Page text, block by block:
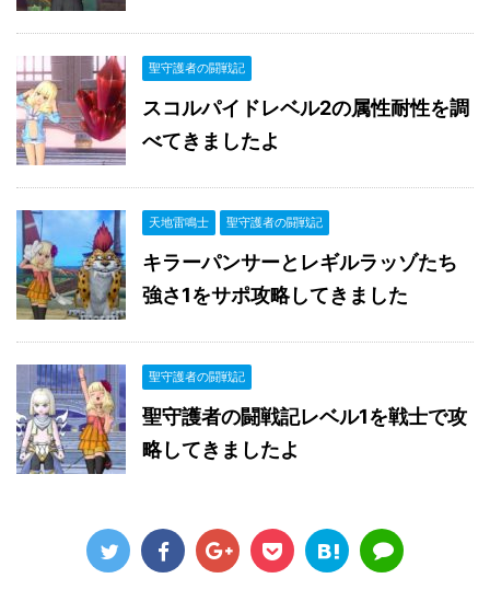
聖守護者の闘戦記
スコルパイドレベル2の属性耐性を調
べてきましたよ
天地雷鳴士 聖守護者の闘戦記
キラーパンサーとレギルラッゾたち
強さ1をサポ攻略してきました
聖守護者の闘戦記
聖守護者の闘戦記レベル1を戦士で攻
略してきましたよ